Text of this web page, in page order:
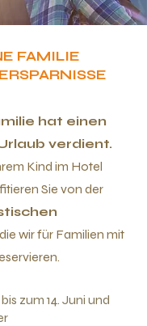
FAMILIE
hat einen
verdient.
Kind im Hotel
Sie von der
wir für Familien mit
zum 14. Juni und